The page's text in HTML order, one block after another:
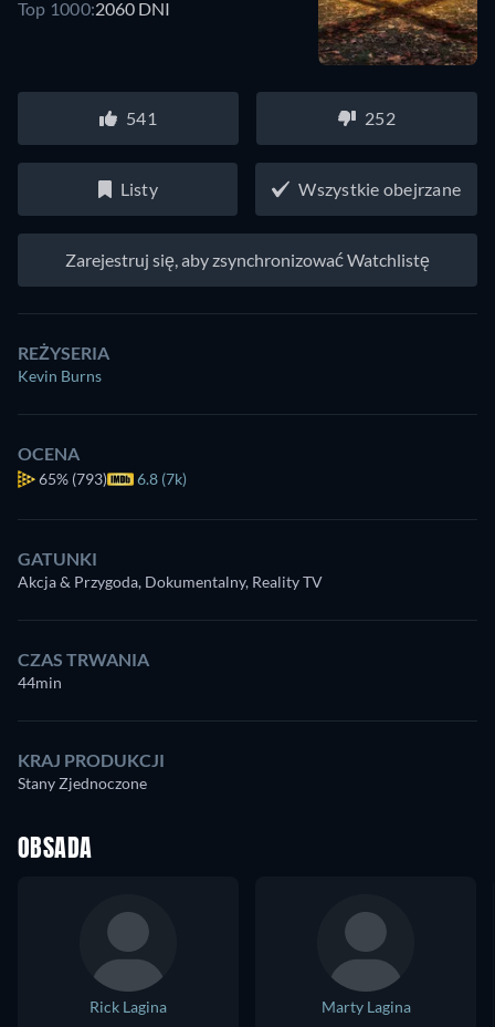
Top 1000:2060 DNI
541 252
Listy Wszystkie obejrzane
Zarejestruj się, aby zsynchronizować Watchlistę
REŻYSERIA
Kevin Burns
OCENA
65% (793) 6.8 (7k)
GATUNKI
Akcja & Przygoda, Dokumentalny, Reality TV
CZAS TRWANIA
44min
KRAJ PRODUKCJI
Stany Zjednoczone
OBSADA
Rick Lagina
Marty Lagina